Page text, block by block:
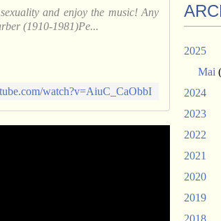
and enjoy the music! Any
(1910-1981)Pe...
watch?v=AiuC_CaObbI
2025
Mai
2024
2023
2022
2021
2020
2019
2018